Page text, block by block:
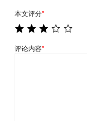
本文评分*
评论内容*